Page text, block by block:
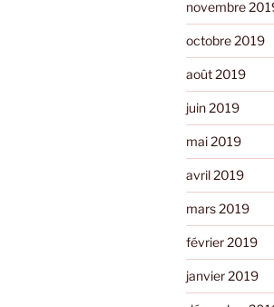
novembre
octobre 2019
août 2019
juin 2019
mai 2019
avril 2019
mars 2019
février 2019
janvier 2019